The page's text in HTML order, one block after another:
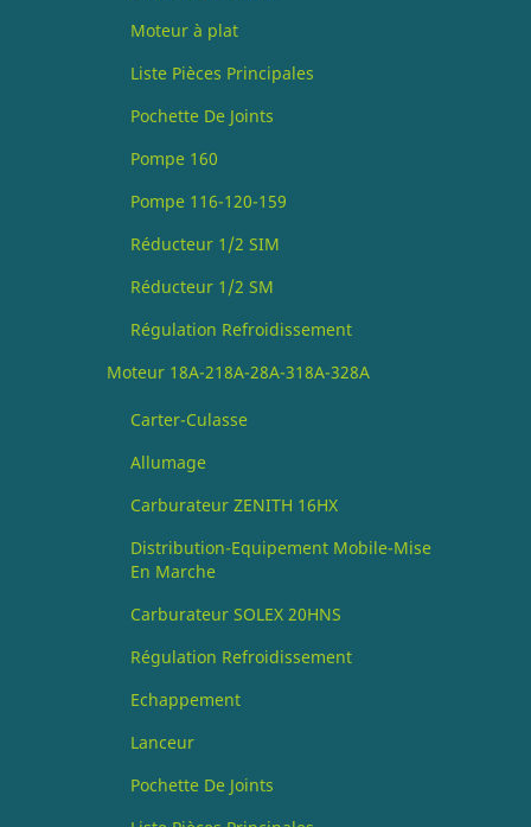
Moteur à plat
Liste Pièces Principales
Pochette De Joints
Pompe 160
Pompe 116-120-159
Réducteur 1/2 SIM
Réducteur 1/2 SM
Régulation Refroidissement
Moteur 18A-218A-28A-318A-328A
Carter-Culasse
Allumage
Carburateur ZENITH 16HX
Distribution-Equipement Mobile-Mise
En Marche
Carburateur SOLEX 20HNS
Régulation Refroidissement
Echappement
Lanceur
Pochette De Joints